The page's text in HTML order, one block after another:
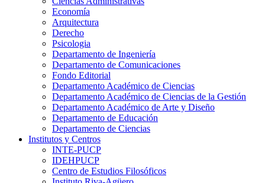
Economía
Arquitectura
Derecho
Psicologia
Departamento de Ingeniería
Departamento de Comunicaciones
Fondo Editorial
Departamento Académico de Ciencias
Departamento Académico de Ciencias de la Gestión
Departamento Académico de Arte y Diseño
Departamento de Educación
Departamento de Ciencias
Institutos y Centros
INTE-PUCP
IDEHPUCP
Centro de Estudios Filosóficos